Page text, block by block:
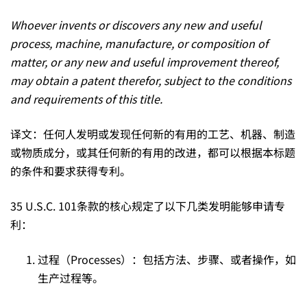
——
客
体
问
题，
该
Whoever invents or discovers any new and useful
process, machine, manufacture, or composition of
matter, or any new and useful improvement thereof,
may obtain a patent therefor, subject to the conditions
and requirements of this title.
译文：任何人发明或发现任何新的有用的工艺、机器、制造
或物质成分，或其任何新的有用的改进，都可以根据本标题
的条件和要求获得专利。
35 U.S.C. 101条款的核心规定了以下几类发明能够申请专
利：
过程（Processes）：包括方法、步骤、或者操作，如
生产过程等。